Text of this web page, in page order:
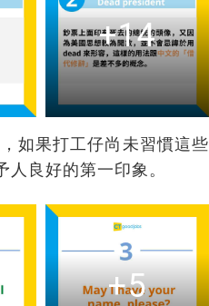
+14
如果打工仔尚未習慣這些
良好的第一印象。
+5